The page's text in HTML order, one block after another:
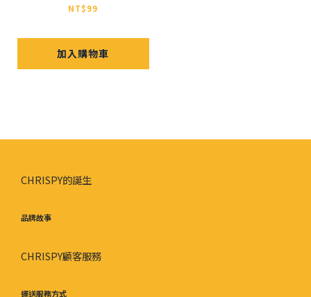
NT$99
加入購物車
CHRISPY的誕生
品牌故事
CHRISPY顧客服務
運送服務方式